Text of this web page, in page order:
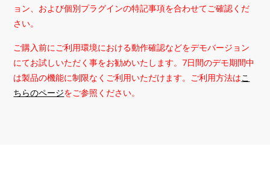
ョン、および個別プラグインの特記事項を合わせてご確認くだ
さい。
ご購入前にご利用環境における動作確認などをデモバージョン
にてお試しいただく事をお勧めいたします。7日間のデモ期間中
は製品の機能に制限なくご利用いただけます。ご利用方法はこ
ちらのページをご参照ください。